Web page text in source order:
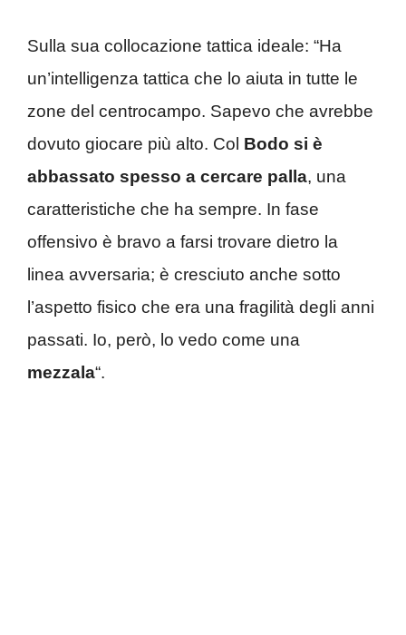
Sulla sua collocazione tattica ideale: “Ha
un’intelligenza tattica che lo aiuta in tutte le
zone del centrocampo. Sapevo che avrebbe
dovuto giocare più alto. Col Bodo si è
abbassato spesso a cercare palla, una
caratteristiche che ha sempre. In fase
offensivo è bravo a farsi trovare dietro la
linea avversaria; è cresciuto anche sotto
l’aspetto fisico che era una fragilità degli anni
passati. Io, però, lo vedo come una
mezzala“.